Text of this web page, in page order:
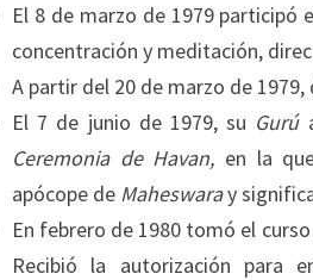
El 8 de marzo de 1979 participó
concentración y meditación,
A partir del 20 de marzo de
El 7 de junio de 1979, su Gurú
Ceremonia de Havan, en la
apócope de Maheswaray
En febrero de 1980 tomó el
Recibió la autorización para